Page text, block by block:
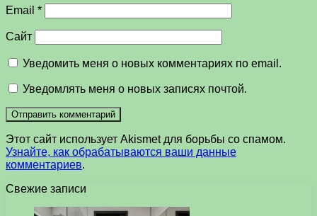
Email *
Сайт
Уведомить меня о новых комментариях по email.
Уведомлять меня о новых записях почтой.
Этот сайт использует Akismet для борьбы со спамом.
Узнайте, как обрабатываются ваши данные
комментариев.
Свежие записи